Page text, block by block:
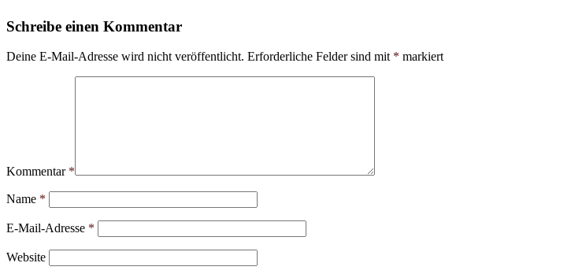
Schreibe einen Kommentar
Deine E-Mail-Adresse wird nicht veröffentlicht. Erforderliche Felder sind mit * markiert
Kommentar *
Name *
E-Mail-Adresse *
Website